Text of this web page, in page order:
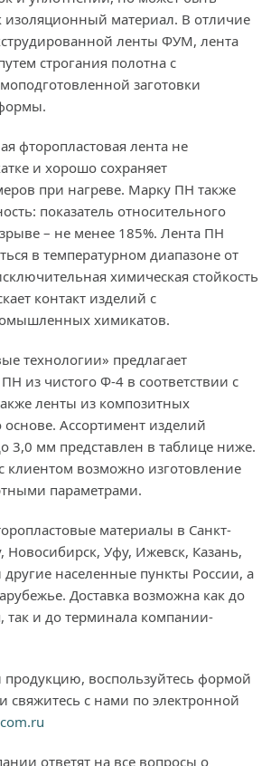
изоляционный материал. В отличие
ленты ФУМ, лента
строгания полотна с
заготовки
фторопластовая лента не
и хорошо сохраняет
при нагреве. Марку ПН также
показатель относительного
– не менее 185%. Лента ПН
в температурном диапазоне от
химическая стойкость
контакт изделий с
химикатов.
технологии» предлагает
из чистого Ф-4 в соответствии с
ленты из композитных
основе. Ассортимент изделий
3,0 мм представлен в таблице ниже.
клиентом возможно изготовление
параметрами.
материалы в Санкт-
Новосибирск, Уфу, Ижевск, Казань,
населенные пункты России, а
Доставка возможна как до
так и до терминала компании-
продукцию, воспользуйтесь формой
свяжитесь с нами по электронной
ответят на все вопросы о